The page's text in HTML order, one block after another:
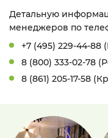
Детальную
менеджеров по
+7 (495) 229-44-
8 (800) 333-02-78
8 (861) 205-17-58